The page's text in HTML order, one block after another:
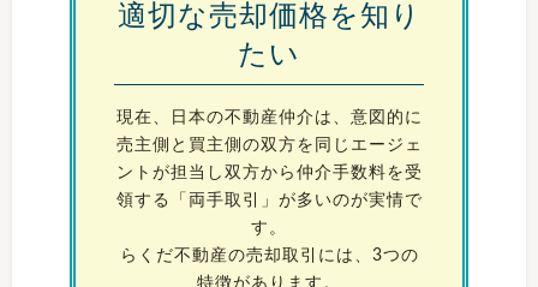
適切な売却価格を知り
たい
現在、日本の不動産仲介は、意図的に
売主側と買主側の双方を同じエージェ
ントが担当し双方から仲介手数料を受
領する「両手取引」が多いのが実情で
す。
らくだ不動産の売却取引には、3つの
特徴があります。